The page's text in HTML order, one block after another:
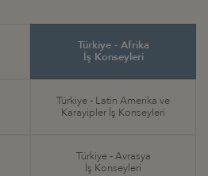
Türkiye - Afrika
İş Konseyleri
Türkiye - Latin Amerika ve
Karayipler İş Konseyleri
Türkiye - Avrasya
İş Konseyleri